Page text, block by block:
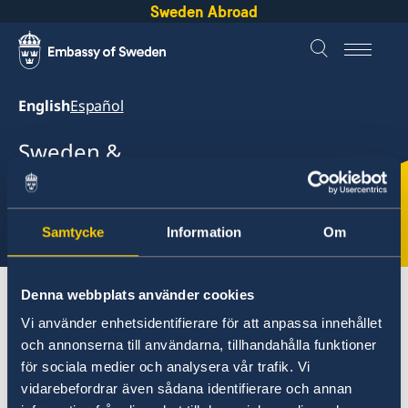
Samtycke Information Om
Denna webbplats använder cookies
Vi använder enhetsidentifierare för att anpassa innehållet
och annonserna till användarna, tillhandahålla funktioner
för sociala medier och analysera vår trafik. Vi
vidarebefordrar även sådana identifierare och annan
Sweden Abroad
EnglishEspañol
Sweden &
Guatemala
Select
here
About Sweden Guatemala
Guatemala
Going to Sweden?